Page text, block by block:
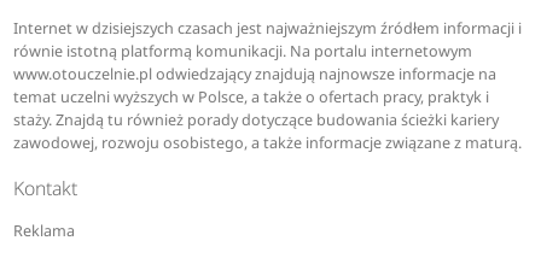
Internet w dzisiejszych czasach jest najważniejszym źródłem informacji i
równie istotną platformą komunikacji. Na portalu internetowym
www.otouczelnie.pl odwiedzający znajdują najnowsze informacje na
temat uczelni wyższych w Polsce, a także o ofertach pracy, praktyk i
staży. Znajdą tu również porady dotyczące budowania ścieżki kariery
zawodowej, rozwoju osobistego, a także informacje związane z maturą.
Kontakt
Reklama